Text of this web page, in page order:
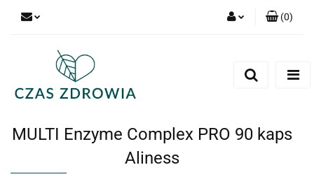
(0)
MULTI Enzyme Complex PRO 90 kaps
Aliness